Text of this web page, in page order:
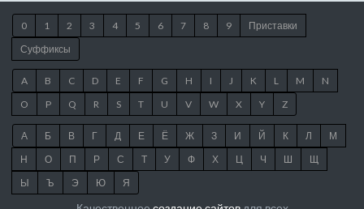
0 1 2 3 4 5 6 7 8 9
Приставки
Суффиксы
A B C D E F G H I J K L M
N
O
P Q R S T U V W X Y Z
А Б В Г Д Е Ё Ж З И Й К Л
М
Н
О П Р С Т У Ф Х Ц Ч Ш
Щ
Ы
Ъ Э Ю Я